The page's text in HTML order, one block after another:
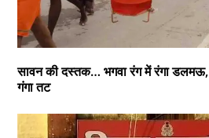
सावन की दस्तक… भगवा रंग में रंगा डलमऊ,
गंगा तट